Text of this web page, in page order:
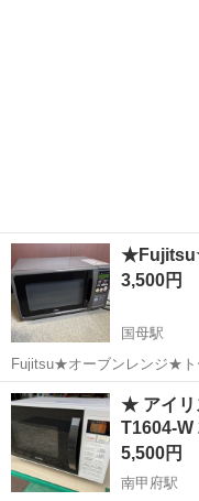
3,500円
国母駅
Fujitsu★オーブンレンジ★ト
いたしました まだまだ使え
ので変えました。 取りに来
て、ご理解をお願いいたし
山梨 甲府市 国母駅
★ アイリ
T1604-
5,500円
南甲府駅